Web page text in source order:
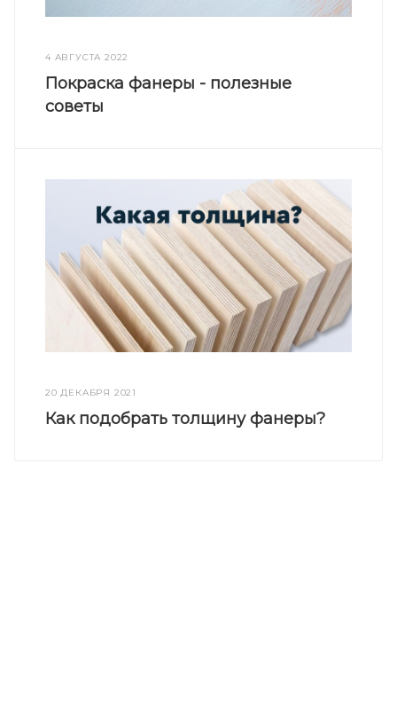
4 АВГУСТА 2022
Покраска фанеры - полезные
советы
20 ДЕКАБРЯ 2021
Как подобрать толщину фанеры?